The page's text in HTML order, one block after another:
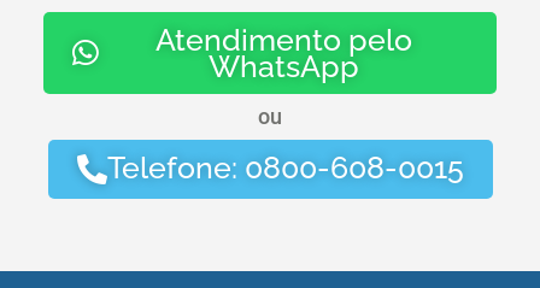
Atendimento pelo
WhatsApp
ou
Telefone: 0800-608-0015